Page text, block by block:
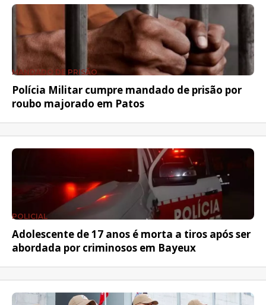
MANDADO DE PRISÃO
Polícia Militar cumpre mandado de prisão por
roubo majorado em Patos
POLICIAL
Adolescente de 17 anos é morta a tiros após ser
abordada por criminosos em Bayeux